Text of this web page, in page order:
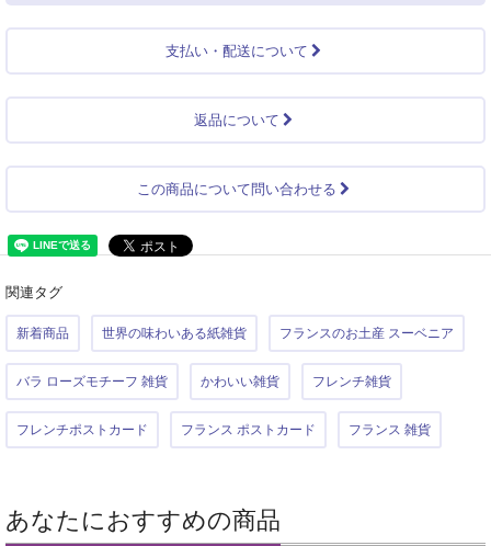
支払い・配送について
返品について
この商品について問い合わせる
関連タグ
新着商品 世界の味わいある紙雑貨 フランスのお土産 スーベニア
バラ ローズモチーフ 雑貨 かわいい雑貨 フレンチ雑貨
フレンチポストカード フランス ポストカード フランス 雑貨
あなたにおすすめの商品